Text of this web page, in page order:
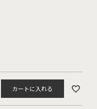
カートに入れる